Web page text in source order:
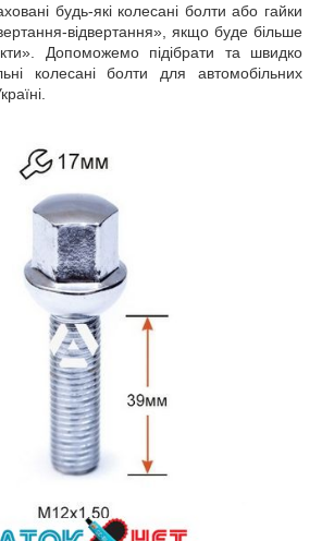
будь-які колесані болти або гайки
відвертання», якщо буде більше
Допоможемо підібрати та швидко
колесані болти для автомобільних